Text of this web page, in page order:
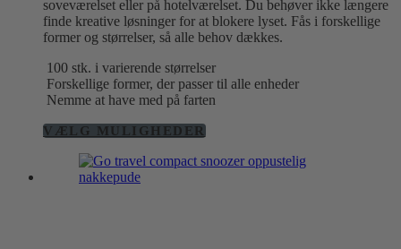
59,00 kr..49,00 kr..
soveværelset eller på hotelværelset. Du behøver ikke længere
finde kreative løsninger for at blokere lyset. Fås i forskellige
former og størrelser, så alle behov dækkes.
100 stk. i varierende størrelser
Forskellige former, der passer til alle enheder
Nemme at have med på farten
VÆLG MULIGHEDERDette
har